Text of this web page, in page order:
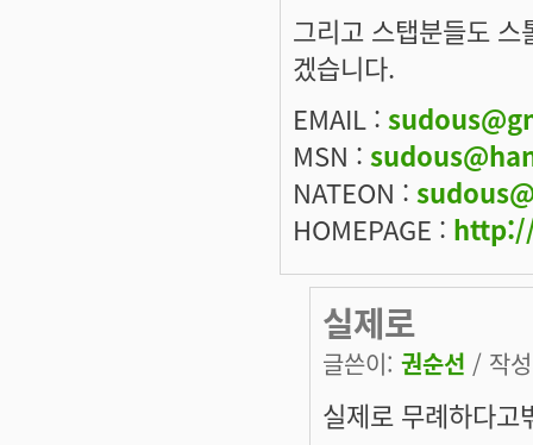
그리고 스탭분들도
겠습니다.
EMAIL :
MSN :
NATEON :
HOMEPAGE :
실제로
글쓴이: 권순선 / 작
실제로 무례하다고